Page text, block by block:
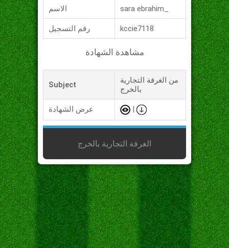
الاسم sara ebrahim_
رقم التسجيل kccie7118
مشاهدة الشهادة
Subject
من الغرفة التجارية
بالخرج
عرض الشهادة
الغرفة التجارية بالخرج